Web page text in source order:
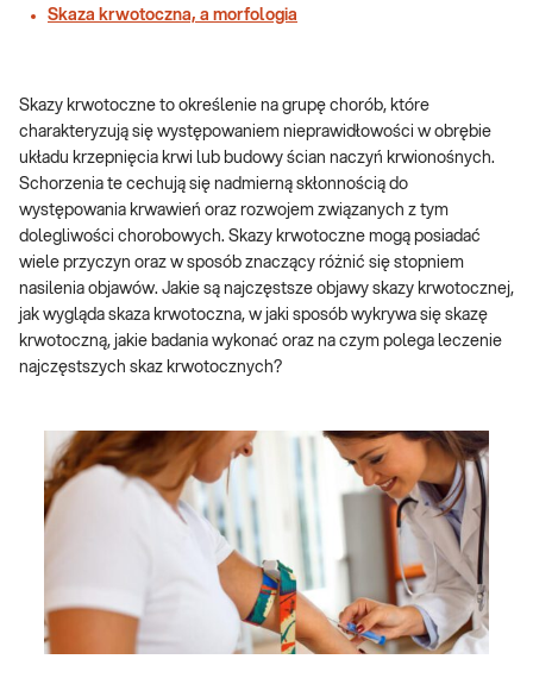
Skaza krwotoczna, a morfologia
Skazy krwotoczne to określenie na grupę chorób, które
charakteryzują się występowaniem nieprawidłowości w obrębie
układu krzepnięcia krwi lub budowy ścian naczyń krwionośnych.
Schorzenia te cechują się nadmierną skłonnością do
występowania krwawień oraz rozwojem związanych z tym
dolegliwości chorobowych. Skazy krwotoczne mogą posiadać
wiele przyczyn oraz w sposób znaczący różnić się stopniem
nasilenia objawów. Jakie są najczęstsze objawy skazy krwotocznej,
jak wygląda skaza krwotoczna, w jaki sposób wykrywa się skazę
krwotoczną, jakie badania wykonać oraz na czym polega leczenie
najczęstszych skaz krwotocznych?